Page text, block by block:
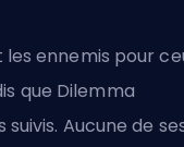
ennemis pour
que Dilemma
Aucune de